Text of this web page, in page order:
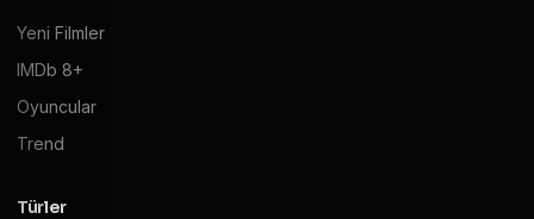
Yeni Filmler
IMDb 8+
Oyuncular
Trend
Türler